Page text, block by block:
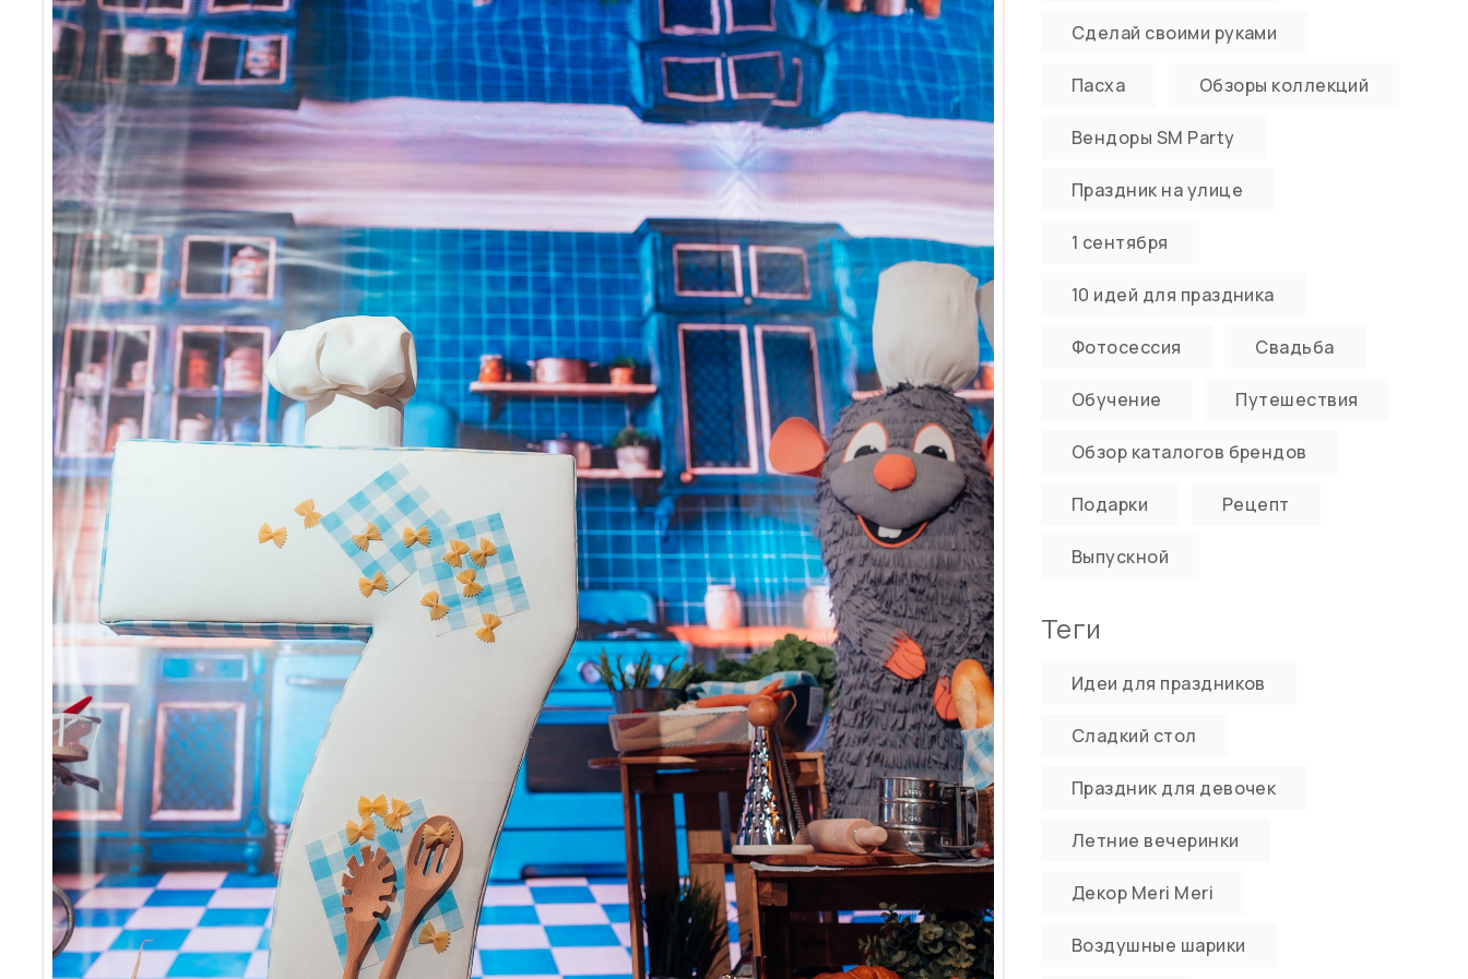
Сделай своими руками
Пасха Обзоры коллекций
Вендоры SM Party
Праздник на улице
1 сентября
10 идей для праздника
Фотосессия Свадьба
Обучение Путешествия
Обзор каталогов брендов
Подарки Рецепт
Выпускной
Теги
Идеи для праздников
Сладкий стол
Праздник для девочек
Летние вечеринки
Декор Meri Meri
Воздушные шарики